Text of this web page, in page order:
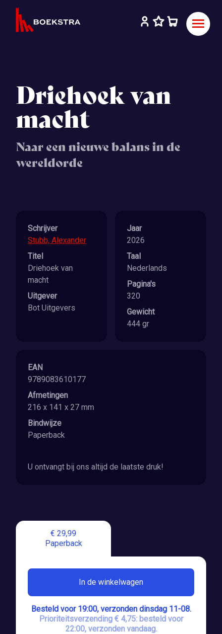
Driehoek van
macht
Naar een nieuwe balans in de
wereldorde
€ 29,99
Paperback
In de winkelwagen
Besteld voor 19:00, verzonden dinsdag 11-08.
Prioriteitsverzending € 4,75: besteld voor
22:00, verzonden vandaag.
Schrijver
Stubb, Alexander
Titel
Driehoek van
macht
Uitgever
Bot Uitgevers
Jaar
2026
Taal
Nederlands
Pagina's
320
Gewicht
444 gr
EAN
9789083610177
Afmetingen
216 x 141 x 27 mm
Bindwijze
Paperback
U ontvangt bij ons altijd de laatste druk!